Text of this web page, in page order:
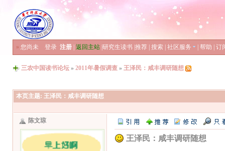
» 您尚未 登录 注册 返回主站 研究生读书 推荐 搜索 社区服务 帮助 订
三农中国读书论坛 » 2011年暑假调查 » 王泽民：咸丰调研随想
本页主题: 王泽民：咸丰调研随想
陈文琼
王泽民：咸丰调研随想